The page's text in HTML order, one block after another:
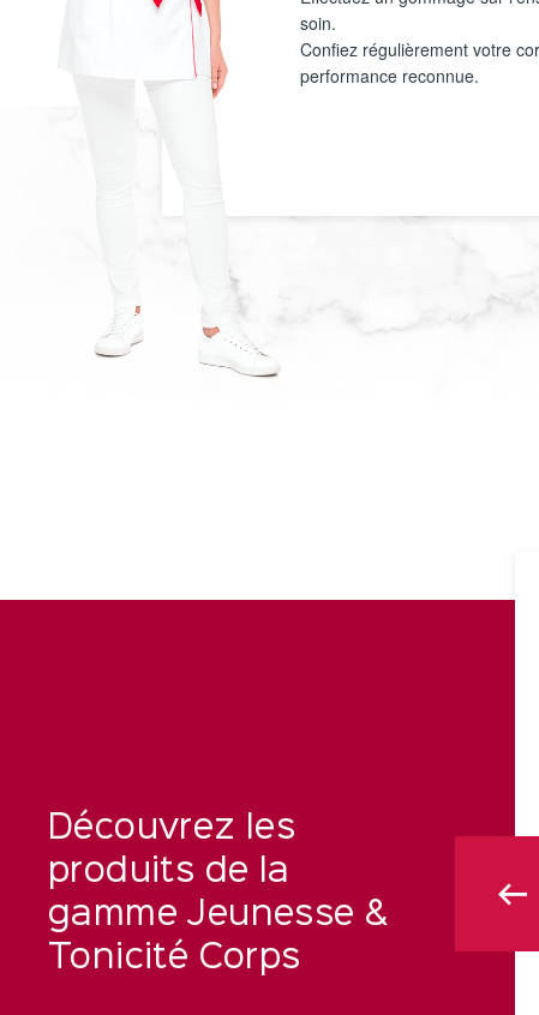
soin.
Confiez régulièrement votre
performance reconnue.
Découvrez les
produits de la
gamme Jeunesse &
Tonicité Corps